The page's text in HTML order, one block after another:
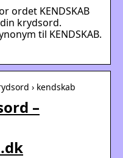
ordet KENDSKAB
krydsord.
til KENDSKAB.
› kendskab
–